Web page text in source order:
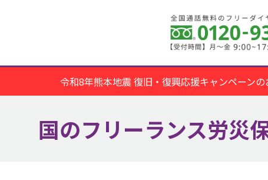
令和8年熊本地震 復旧・復興応援キャンペーン
国のフリーランス労災